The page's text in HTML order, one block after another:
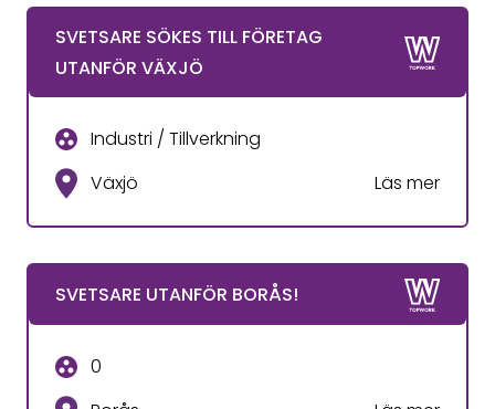
SVETSARE SÖKES TILL FÖRETAG
UTANFÖR VÄXJÖ
Industri / Tillverkning
Växjö
Läs mer
SVETSARE UTANFÖR BORÅS!
0